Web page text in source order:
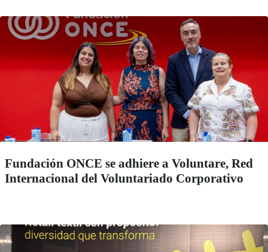
Fundación ONCE se adhiere a Voluntare, Red
Internacional del Voluntariado Corporativo